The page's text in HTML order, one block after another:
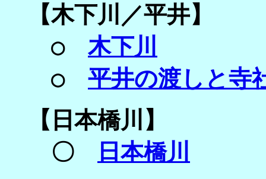
【木下川／平井】
○ 木下川
○ 平井の渡しと寺
【 日本橋川】
〇
日本橋川